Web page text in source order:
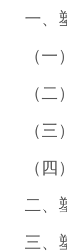
一、
（
（
（
（
二、
三、